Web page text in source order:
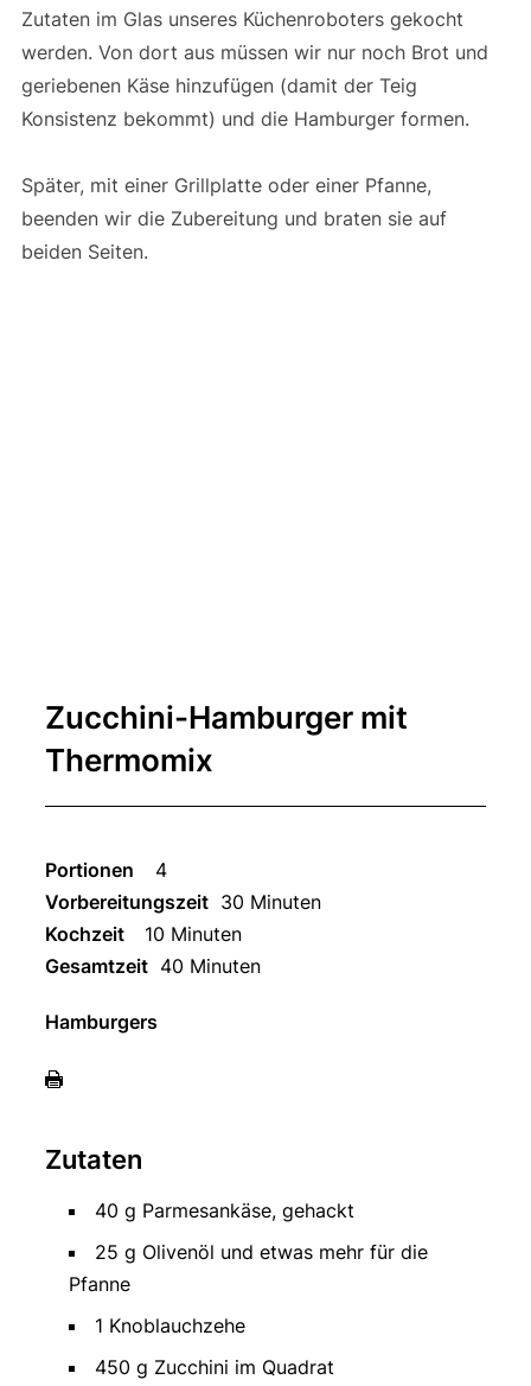
Zutaten im Glas unseres Küchenroboters gekocht
werden. Von dort aus müssen wir nur noch Brot und
geriebenen Käse hinzufügen (damit der Teig
Konsistenz bekommt) und die Hamburger formen.
Später, mit einer Grillplatte oder einer Pfanne,
beenden wir die Zubereitung und braten sie auf
beiden Seiten.
Zucchini-Hamburger mit
Thermomix
Portionen
4
Vorbereitungszeit 30 Minuten
Kochzeit
10 Minuten
Gesamtzeit 40 Minuten
Hamburgers
Zutaten
40 g Parmesankäse, gehackt
25 g Olivenöl und etwas mehr für die
Pfanne
1 Knoblauchzehe
450 g Zucchini im Quadrat